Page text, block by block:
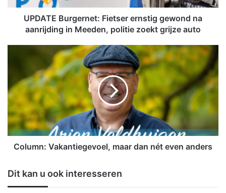
r
F
e
t
s
r
n
UPDATE Burgernet: Fietser ernstig gewond na
aanrijding in Meeden, politie zoekt grijze auto
m
:
V
a
t
i
Column: Vakantiegevoel, maar dan nét even anders
Dit kan u ook interesseren